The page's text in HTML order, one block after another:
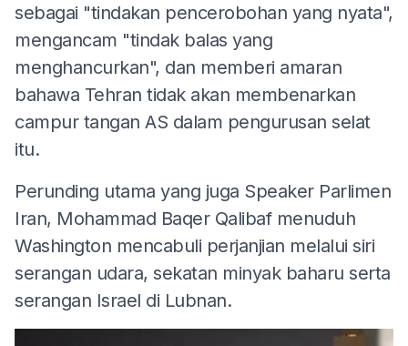
sebagai "tindakan pencerobohan yang nyata",
mengancam "tindak balas yang
menghancurkan", dan memberi amaran
bahawa Tehran tidak akan membenarkan
campur tangan AS dalam pengurusan selat
itu.
Perunding utama yang juga Speaker Parlimen
Iran, Mohammad Baqer Qalibaf menuduh
Washington mencabuli perjanjian melalui siri
serangan udara, sekatan minyak baharu serta
serangan Israel di Lubnan.